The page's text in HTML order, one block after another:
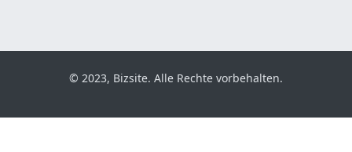
© 2023, Bizsite. Alle Rechte vorbehalten.